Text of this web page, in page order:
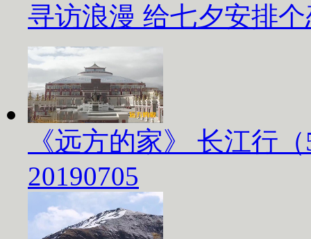
寻访浪漫 给七夕安排
《远方的家》 长江行
20190705